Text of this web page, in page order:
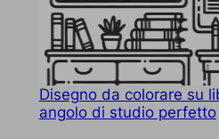
Disegno da colorare su
angolo di studio perfetto